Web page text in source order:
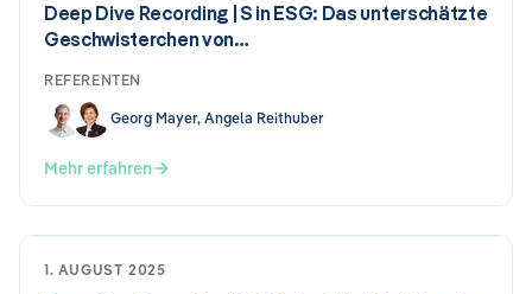
Deep Dive Recording | S in ESG: Das unterschätzte
Geschwisterchen von…
REFERENTEN
Georg Mayer, Angela Reithuber
Mehr erfahren
1. AUGUST 2025